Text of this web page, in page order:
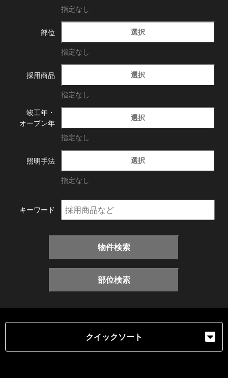
指定なし
部位 選択
指定なし
採用商品 選択
指定なし
竣工年・
オープン年
選択
指定なし
照明手法 選択
指定なし
キーワード
物件検索
部位検索
クイックソート